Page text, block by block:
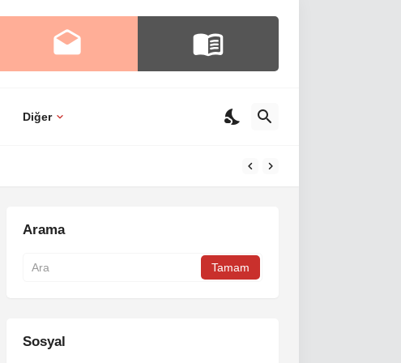
Diğer
Arama
Sosyal